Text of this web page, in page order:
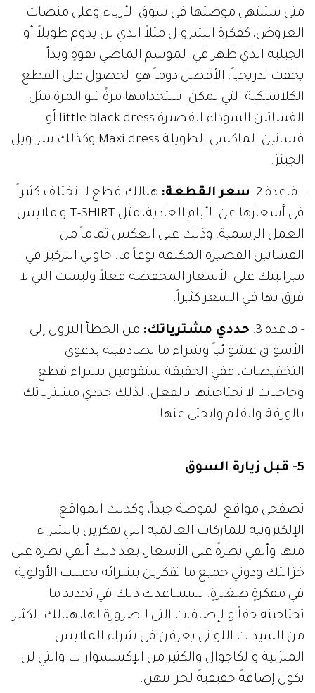
متى ستنتهي موضتها في سوق الأزياء وعلى منصات
العروض، كفكرة الشروال مثلاً الذي لن يدوم طويلاً أو
الجيليه الذي ظهر في الموسم الماضي بقوةٍ وبدأ
يخفت تدريجياً. الأفضل دوماً هو الحصول على القطع
الكلاسيكية التي يمكن استخدامها مرةً تلو المرة مثل
الفساتين السوداء القصيرة little black dress أو
فساتين الماكسي الطويلة Maxi dress وكذلك سراويل
الجينز.
- قاعدة 2: سعر القطعة: هنالك قطع لا تختلف كثيراً
في أسعارها عن الأيام العادية، مثل T-SHIRT و ملابس
العمل الرسمية، وذلك على العكس تماماً من
الفساتين القصيرة المكلفة نوعاً ما. حاولي التركيز في
ميزانيتك على الأسعار المخفضة فعلاً وليست التي لا
فرق بها في السعر كثيراً.
- قاعدة 3: حددي مشترياتك: من الخطأ النزول إلى
الأسواق عشوائياً وشراء ما تصادفينه بدعوى
التخفيضات، ففي الحقيقة ستقومين بشراء قطع
وحاجيات لا تحتاجينها بالفعل. لذلك حددي مشترياتك
بالورقة والقلم وابحثي عنها.
5- قبل زيارة السوق
تصفحي مواقع الموضة جيداً، وكذلك المواقع
الإلكترونية للماركات العالمية التي تفكرين بالشراء
منها وألقي نظرةً على الأسعار، بعد ذلك ألقي نظرة على
خزانتك ودوني جميع ما تفكرين بشرائه بحسب الأولوية
في مفكرةٍ صغيرةٍ. سيساعدك ذلك في تحديد ما
تحتاجينه حقاً والإضافات التي لاضرورة لها، هنالك الكثير
من السيدات اللواتي يغرقن في شراء الملابس
المنزلية والكاجوال والكثير من الإكسسوارات والتي لن
تكون إضافةً حقيقيةً لخزانتهن.